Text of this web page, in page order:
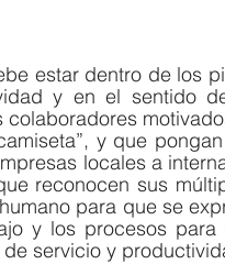
estar dentro de los
y en el sentido
colaboradores
y que
locales a
reconocen sus
para que se
y los procesos
servicio y